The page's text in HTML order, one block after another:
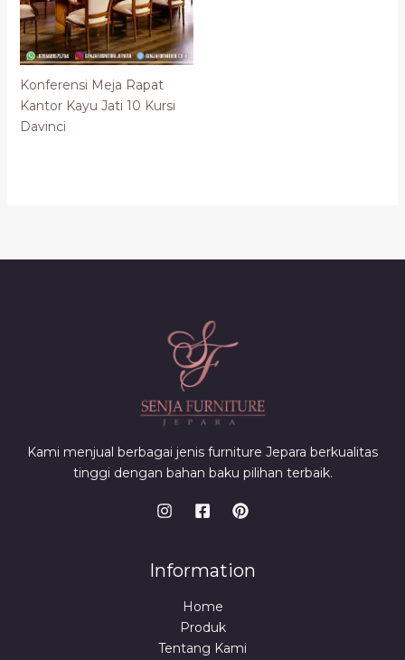
Konferensi Meja Rapat
Kantor Kayu Jati 10 Kursi
Davinci
Kami menjual berbagai jenis furniture Jepara berkualitas
tinggi dengan bahan baku pilihan terbaik.
Information
Home
Produk
Tentang Kami